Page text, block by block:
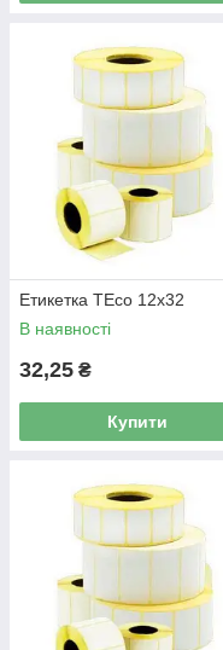
Етикетка TEco 12х32
В наявності
32,25 ₴
Купити